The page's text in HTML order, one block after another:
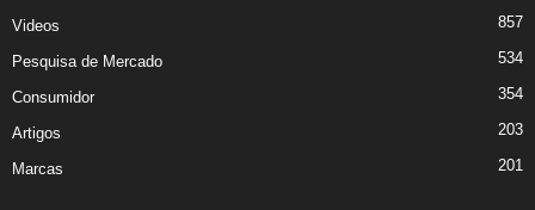
Videos 857
Pesquisa de Mercado 534
Consumidor 354
Artigos 203
Marcas 201